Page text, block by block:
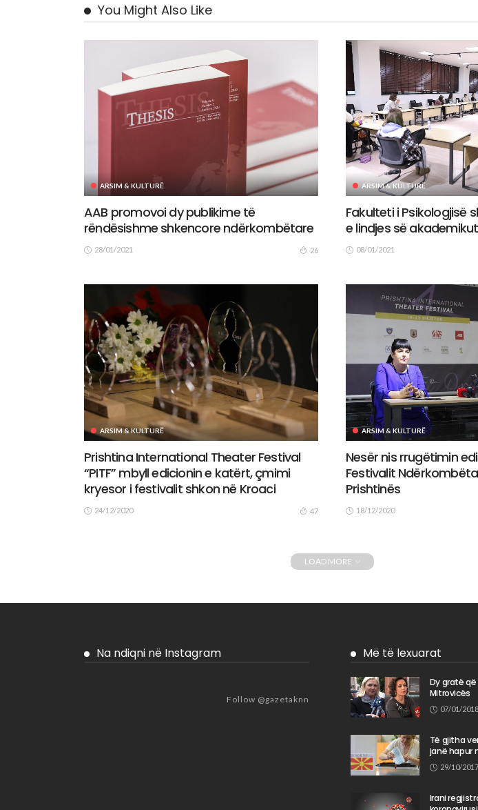
You Might Also Like
ARSIM & KULTURË
AAB promovoi dy publikime të
rëndësishme shkencore ndërkombëtare
28/01/2021 26
ARSIM & KULTURË
Fakulteti i Psikologjisë
e lindjes së
08/01/2021
ARSIM & KULTURË
Prishtina International Theater Festival
“PITF” mbyll edicionin e katërt, çmimi
kryesor i festivalit shkon në Kroaci
24/12/2020 47
ARSIM & KULTURË
Nesër nis rrugëtimin
Festivalit
Prishtinës
18/12/2020
LOAD MORE
Na ndiqni në Instagram
Follow @gazetaknn
Më të lexuarat
Dy gratë
Mitrovicës
07/01/2018
Të gjitha
janë hapur
29/10/2017
Irani